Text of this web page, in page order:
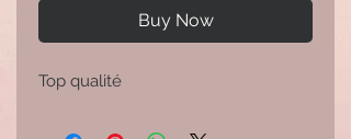
Buy Now
Top qualité